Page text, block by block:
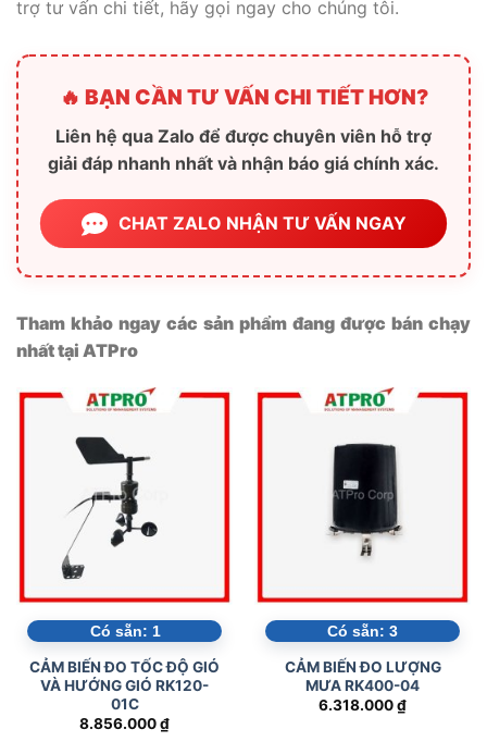
trợ tư vấn chi tiết, hãy gọi ngay cho chúng tôi.
🔥 BẠN CẦN TƯ VẤN CHI TIẾT HƠN?
Liên hệ qua Zalo để được chuyên viên hỗ trợ
giải đáp nhanh nhất và nhận báo giá chính xác.
CHAT ZALO NHẬN TƯ VẤN NGAY
Tham khảo ngay các sản phẩm đang được bán chạy
nhất tại ATPro
Có sẵn: 1
CẢM BIẾN ĐO TỐC ĐỘ GIÓ
VÀ HƯỚNG GIÓ RK120-
01C
8.856.000₫
Có sẵn: 3
CẢM BIẾN ĐO LƯỢNG
MƯA RK400-04
6.318.000₫